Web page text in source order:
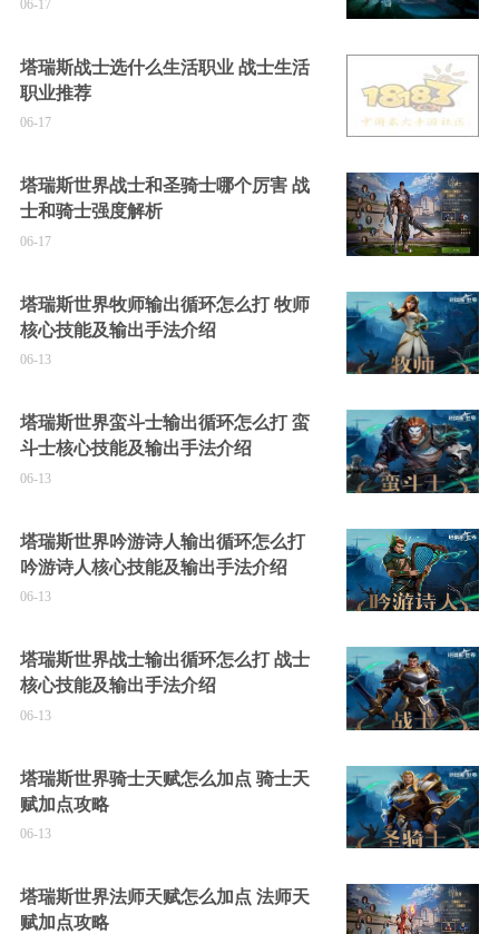
06-17
塔瑞斯战士选什么生活职业 战士生活
职业推荐
06-17
塔瑞斯世界战士和圣骑士哪个厉害 战
士和骑士强度解析
06-17
塔瑞斯世界牧师输出循环怎么打 牧师
核心技能及输出手法介绍
06-13
塔瑞斯世界蛮斗士输出循环怎么打 蛮
斗士核心技能及输出手法介绍
06-13
塔瑞斯世界吟游诗人输出循环怎么打
吟游诗人核心技能及输出手法介绍
06-13
塔瑞斯世界战士输出循环怎么打 战士
核心技能及输出手法介绍
06-13
塔瑞斯世界骑士天赋怎么加点 骑士天
赋加点攻略
06-13
塔瑞斯世界法师天赋怎么加点 法师天
赋加点攻略